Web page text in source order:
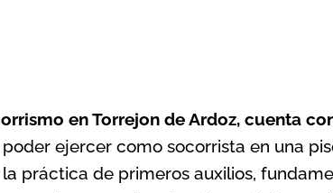
en Torrejon de Ardoz, cuenta
ejercer como socorrista en una
práctica de primeros auxilios,